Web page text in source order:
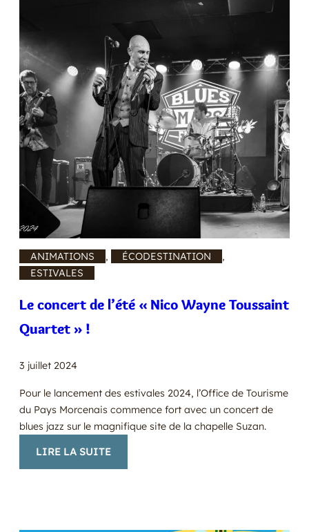
ANIMATIONS , ÉCODESTINATION
ESTIVALES
Le concert de l’été « Nico Wayne Toussaint
Quartet » !
3 juillet 2024
Pour le lancement des estivales 2024, l’Office de Tourisme
du Pays Morcenais commence fort avec un concert de
blues jazz sur le magnifique site de la chapelle Suzan.
LIRE LA SUITE:
LE